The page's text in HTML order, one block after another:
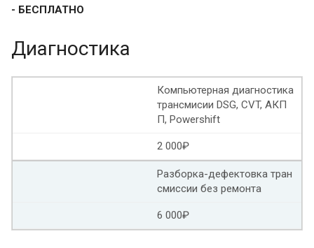
- БЕСПЛАТНО
Диагностика
Компьютерная диагностика
трансмисии DSG, CVT, АКП
П, Powershift
2 000₽
Разборка-дефектовка тран
смиссии без ремонта
6 000₽